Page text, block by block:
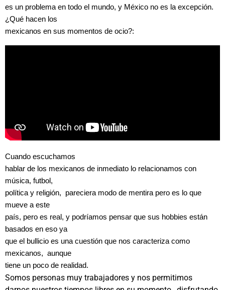
es un problema en todo el mundo, y México no es la excepción.
¿Qué hacen los
mexicanos en sus momentos de ocio?:
Cuando escuchamos
hablar de los mexicanos de inmediato lo relacionamos con
música, futbol,
política y religión, pareciera modo de mentira pero es lo que
mueve a este
país, pero es real, y podríamos pensar que sus hobbies están
basados en eso ya
que el bullicio es una cuestión que nos caracteriza como
mexicanos, aunque
tiene un poco de realidad.
Somos personas muy trabajadores y nos permitimos